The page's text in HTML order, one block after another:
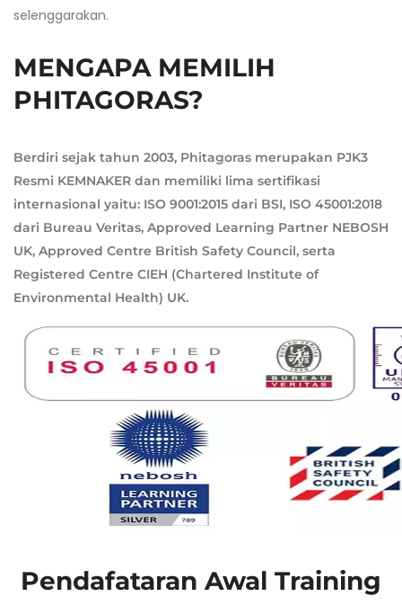
selenggarakan.
MENGAPA MEMILIH
PHITAGORAS?
Berdiri sejak tahun 2003, Phitagoras merupakan PJK3
Resmi KEMNAKER dan memiliki lima sertifikasi
internasional yaitu: ISO 9001:2015 dari BSI, ISO 45001:2018
dari Bureau Veritas, Approved Learning Partner NEBOSH
UK, Approved Centre British Safety Council, serta
Registered Centre CIEH (Chartered Institute of
Environmental Health) UK.
Pendafataran Awal Training